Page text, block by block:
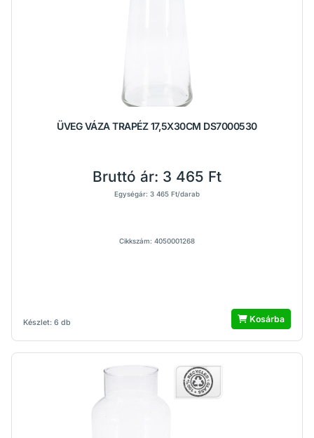
ÜVEG VÁZA TRAPÉZ 17,5X30CM DS7000530
Készlet: 6 db
Bruttó ár: 3 465 Ft
Egységár: 3 465 Ft/darab
Cikkszám: 4050001268
Kosárba